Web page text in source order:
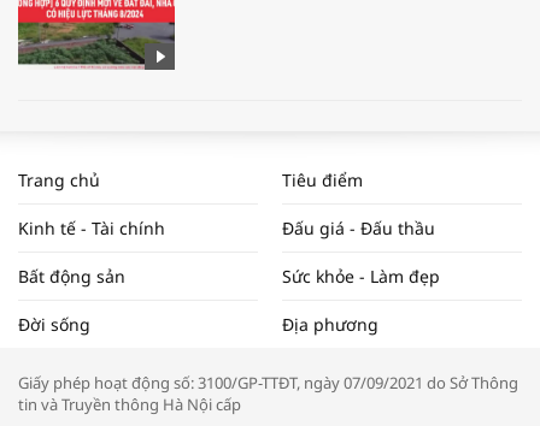
NAM NĂM 2024 VÀ NĂM 2025 | NHỊP
ĐẬP THỊ TRƯỜNG #62
Tọa đàm “Xúc tiến thương mại: Khơi
Trang chủ Tiêu điểm
Kinh tế - Tài chính Đấu giá - Đấu thầu
Bất động sản Sức khỏe - Làm đẹp
Đời sống Địa phương
Giấy phép hoạt động số: 3100/GP-TTĐT, ngày 07/09/2021 do Sở Thông
tin và Truyền thông Hà Nội cấp